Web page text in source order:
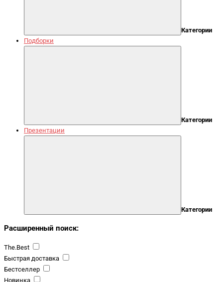
Категории
Подборки
Категории
Презентации
Категории
Расширенный поиск:
The.Best
Быстрая доставка
Бестселлер
Новинка